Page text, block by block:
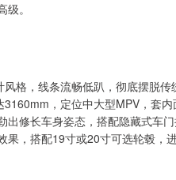
。
格，线条流畅低趴，彻底摆脱
，定位中大型MPV，套
修长车身姿态，搭配隐藏式车
，搭配19寸或20寸可选轮毂，